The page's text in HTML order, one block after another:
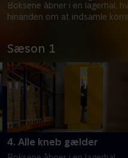
Boksene åbner i en lagerhal,
hinanden om at indsamle
Sæson 1
4. Alle kneb gælder